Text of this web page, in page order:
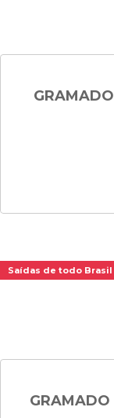
Saídas de todo Brasil
GRAMADO